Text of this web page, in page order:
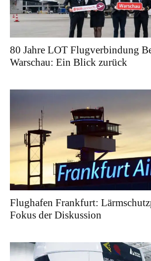
80 Jahre LOT Flugverbindung
Warschau: Ein Blick zurück
Flughafen Frankfurt:
Fokus der Diskussion